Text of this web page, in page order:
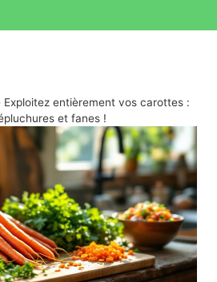
Exploitez entièrement vos carottes :
et fanes !